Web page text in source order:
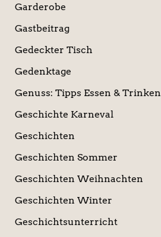
Garderobe
Gastbeitrag
Gedeckter Tisch
Gedenktage
Genuss: Tipps Essen & Trinken
Geschichte Karneval
Geschichten
Geschichten Sommer
Geschichten Weihnachten
Geschichten Winter
Geschichtsunterricht